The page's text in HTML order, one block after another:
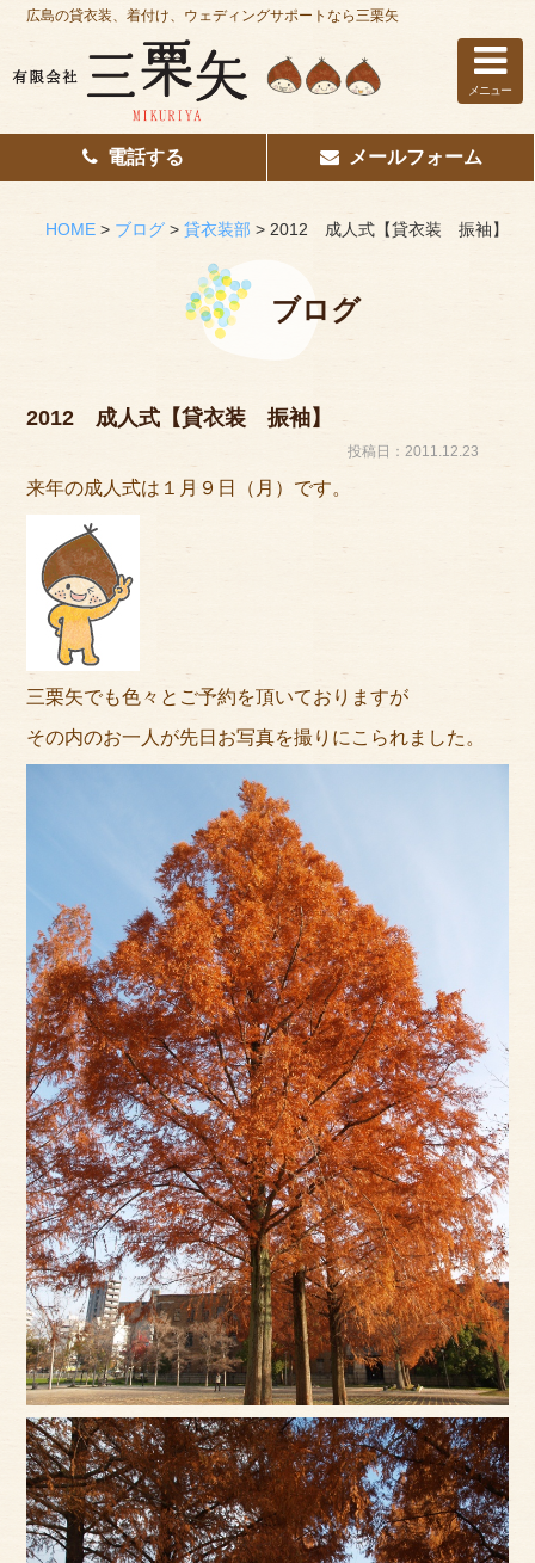
ホーム
はじめての方へ
その他サービス
アクセス
サイズのはかり方
よくある質問
ブログ
ご利用の流れ
成人式特設ページ
お問い合わせ
お客様の声
プライバシーポリシー
サイトマップ
広島の貸衣装、着付け、ウェディングサポートなら三栗矢
メニュー
電話する メールフォーム
HOME> ブログ> 貸衣装部 > 2012 成人式【貸衣装 振袖】
ブログ
2012 成人式【貸衣装 振袖】
投稿日：2011.12.23
来年の成人式は１月９日（月）です。
三栗矢でも色々とご予約を頂いておりますが
その内のお一人が先日お写真を撮りにこられました。